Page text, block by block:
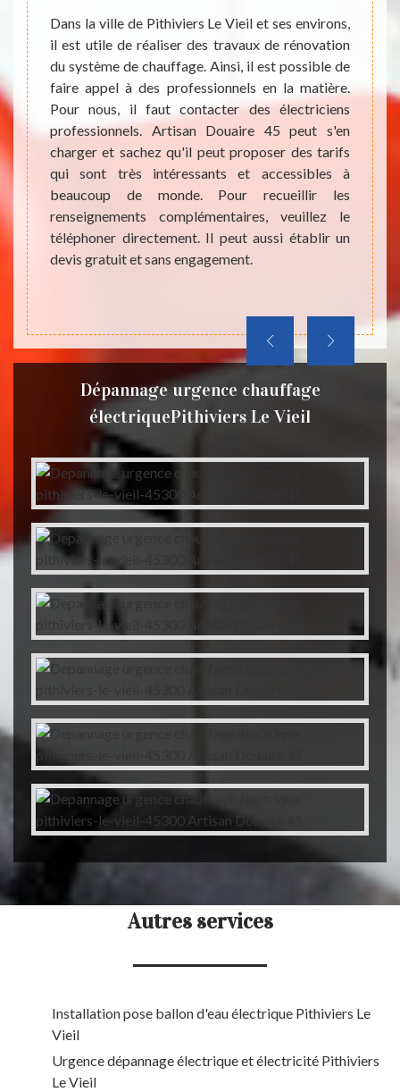
au
Les
il
ces
peut
et
Dans la ville de Pithiviers Le Vieil et ses environs,
il est utile de réaliser des travaux de rénovation
du système de chauffage. Ainsi, il est possible de
faire appel à des professionnels en la matière.
Pour nous, il faut contacter des électriciens
professionnels. Artisan Douaire 45 peut s'en
charger et sachez qu'il peut proposer des tarifs
qui sont très intéressants et accessibles à
beaucoup de monde. Pour recueillir les
renseignements complémentaires, veuillez le
téléphoner directement. Il peut aussi établir un
devis gratuit et sans engagement.
La
En
Il
très
en
qui
Dépannage urgence chauffage
électriquePithiviers Le Vieil
Autres services
Installation pose ballon d'eau électrique Pithiviers Le
Vieil
Urgence dépannage électrique et électricité Pithiviers
Le Vieil